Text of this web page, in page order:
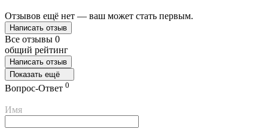
Отзывов ещё нет — ваш может стать первым.
Написать отзыв
Все отзывы 0
общий рейтинг
Написать отзыв
Показать ещё
Вопрос-Ответ 0
Имя